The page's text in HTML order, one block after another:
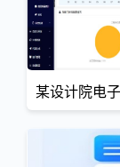
某设计院电